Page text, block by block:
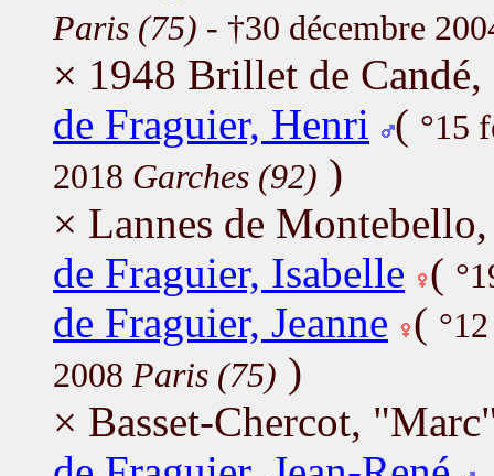
Paris (75) - †30 décembre
× 1948 Brillet de
de Fraguier, Henri
( °15
2018 Garches (92) )
× Lannes de
de Fraguier, Isabelle (
de Fraguier, Jeanne (
2008 Paris (75) )
× Basset-Chercot,